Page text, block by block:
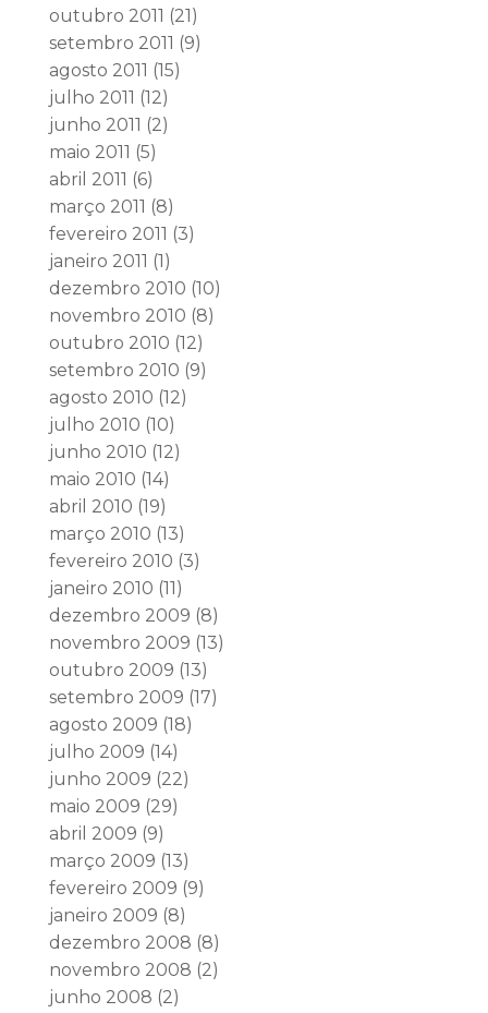
outubro 2011 (21)
setembro 2011 (9)
agosto 2011 (15)
julho 2011 (12)
junho 2011 (2)
maio 2011 (5)
abril 2011 (6)
março 2011 (8)
fevereiro 2011 (3)
janeiro 2011 (1)
dezembro 2010 (10)
novembro 2010 (8)
outubro 2010 (12)
setembro 2010 (9)
agosto 2010 (12)
julho 2010 (10)
junho 2010 (12)
maio 2010 (14)
abril 2010 (19)
março 2010 (13)
fevereiro 2010 (3)
janeiro 2010 (11)
dezembro 2009 (8)
novembro 2009 (13)
outubro 2009 (13)
setembro 2009 (17)
agosto 2009 (18)
julho 2009 (14)
junho 2009 (22)
maio 2009 (29)
abril 2009 (9)
março 2009 (13)
fevereiro 2009 (9)
janeiro 2009 (8)
dezembro 2008 (8)
novembro 2008 (2)
junho 2008 (2)